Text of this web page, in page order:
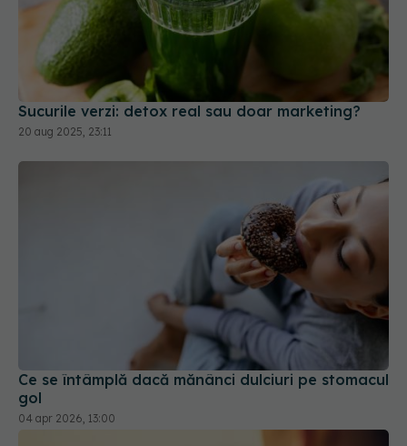
Sucurile verzi: detox real sau doar marketing?
20 aug 2025, 23:11
Ce se întâmplă dacă mănânci dulciuri pe stomacul
gol
04 apr 2026, 13:00